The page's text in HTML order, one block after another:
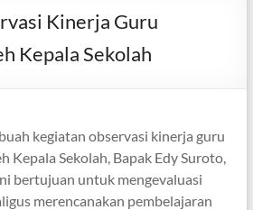
Kinerja Guru
Kepala Sekolah
kegiatan observasi kinerja guru
Kepala Sekolah, Bapak Edy Suroto,
bertujuan untuk mengevaluasi
merencanakan pembelajaran